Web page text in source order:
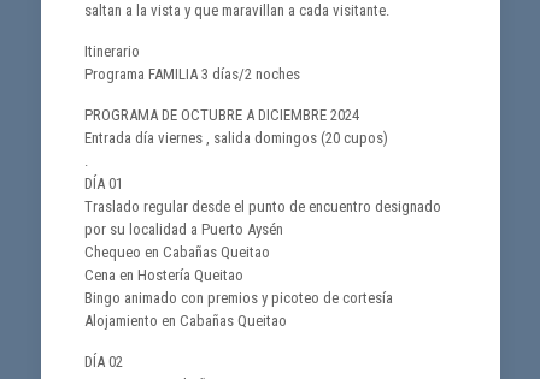
saltan a la vista y que maravillan a cada visitante.
Itinerario
Programa FAMILIA 3 días/2 noches
PROGRAMA DE OCTUBRE A DICIEMBRE 2024
Entrada día viernes , salida domingos (20 cupos)
.
DÍA 01
Traslado regular desde el punto de encuentro designado
por su localidad a Puerto Aysén
Chequeo en Cabañas Queitao
Cena en Hostería Queitao
Bingo animado con premios y picoteo de cortesía
Alojamiento en Cabañas Queitao
DÍA 02